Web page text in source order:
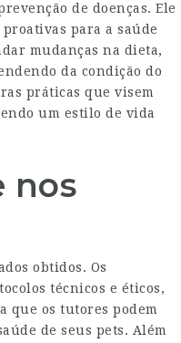
de doenças. Ele
para a saúde
mudanças na dieta,
da condição do
práticas que visem
um estilo de vida
nos
obtidos. Os
técnicos e éticos,
que os tutores podem
de seus pets. Além